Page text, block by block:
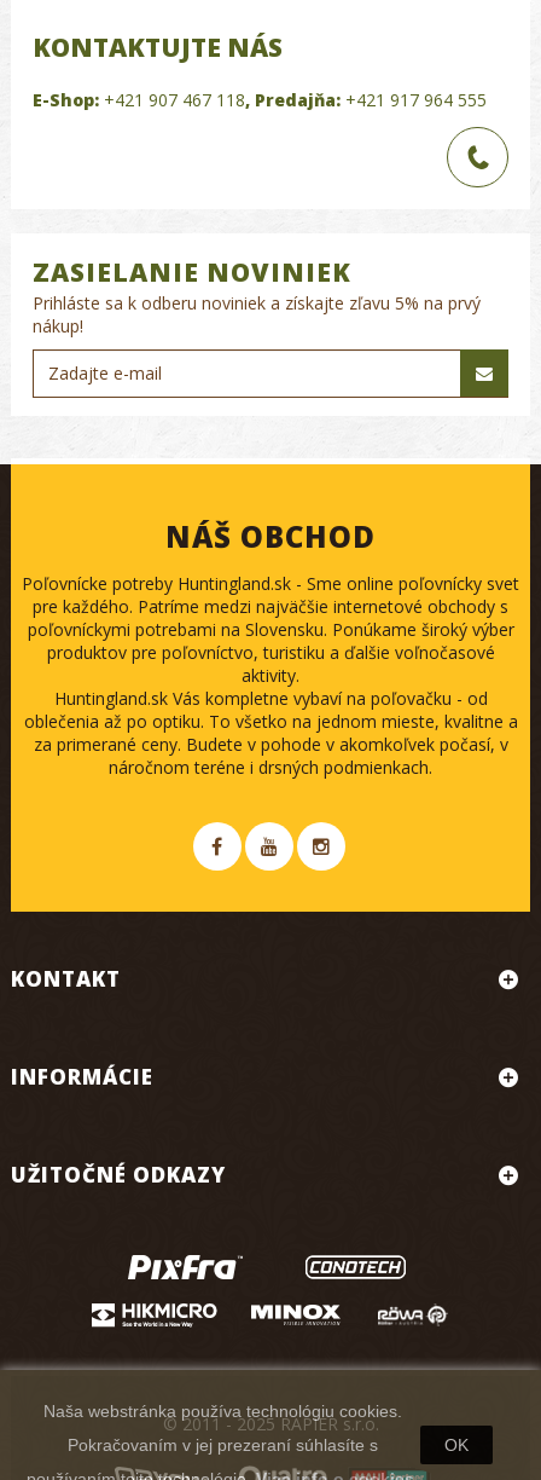
KONTAKTUJTE NÁS
E-Shop: +421 907 467 118, Predajňa: +421 917 964 555
ZASIELANIE NOVINIEK
Prihláste sa k odberu noviniek a získajte zľavu 5% na prvý
nákup!
NÁŠ OBCHOD
Poľovnícke potreby Huntingland.sk - Sme online poľovnícky svet
pre každého. Patríme medzi najväčšie internetové obchody s
poľovníckymi potrebami na Slovensku. Ponúkame široký výber
produktov pre poľovníctvo, turistiku a ďalšie voľnočasové
aktivity.
Huntingland.sk Vás kompletne vybaví na poľovačku - od
oblečenia až po optiku. To všetko na jednom mieste, kvalitne a
za primerané ceny. Budete v pohode v akomkoľvek počasí, v
náročnom teréne i drsných podmienkach.
KONTAKT
INFORMÁCIE
UŽITOČNÉ ODKAZY
Naša webstránka používa technológiu cookies.
Pokračovaním v jej prezeraní súhlasíte s
OK
© 2011 - 2025 RAPIER s.r.o.